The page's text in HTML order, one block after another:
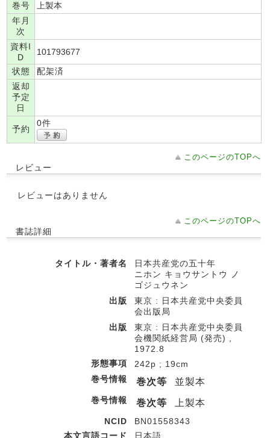
巻号
上製本
年月
次
資料I
D
101793677
状態
配架済
返却
予定
日
予約
0件
このページのTOPへ
レビュー
レビューはありません
このページのTOPへ
書誌詳細
タイトル・著者名
日本共産党の五十年
ニホン キョウサントウ ノ
ゴジュウネン
出版
東京 : 日本共産党中央委員
会出版局
出版
東京 : 日本共産党中央委員
会機関紙経営局 (発売) ,
1972.8
形態事項
242p ; 19cm
巻号情報
巻次等 並製本
巻号情報 巻次等 上製本
NCID
BN01558343
本文言語コード
日本語